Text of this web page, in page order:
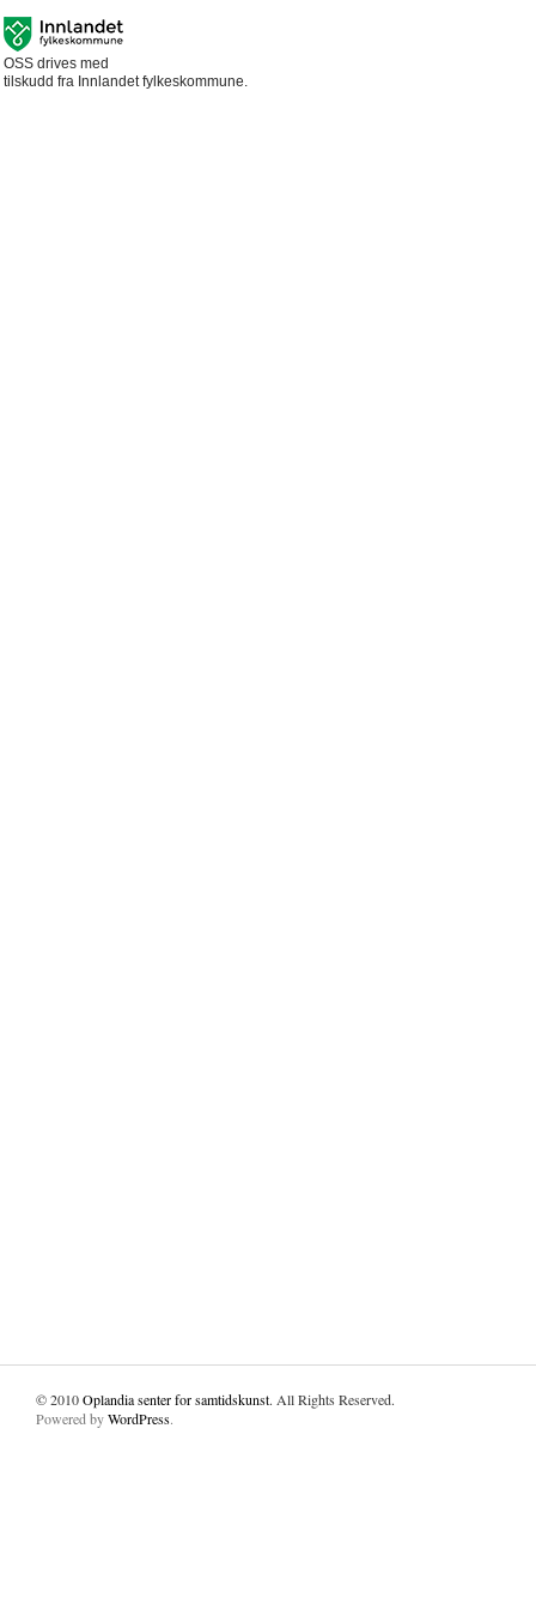
OSS drives med
tilskudd fra Innlandet fylkeskommune.
© 2010Oplandia senter for samtidskunst. All Rights Reserved.
Powered byWordPress.